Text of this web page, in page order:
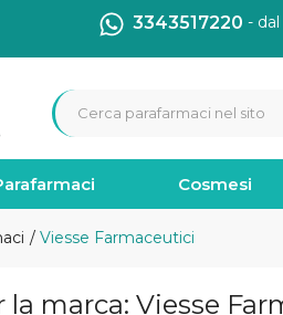
3343517220 -
Cosmesi
Viesse Farmaceutici
la marca: Viesse